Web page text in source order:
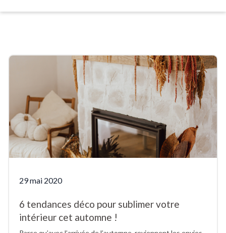
29 mai 2020
6 tendances déco pour sublimer votre
intérieur cet automne !